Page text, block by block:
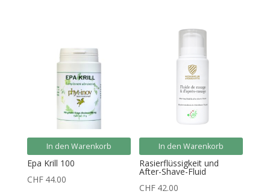
In den Warenkorb
Epa Krill 100
CHF 44.00
In den Warenkorb
Rasierflüssigkeit und
After-Shave-Fluid
CHF 42.00